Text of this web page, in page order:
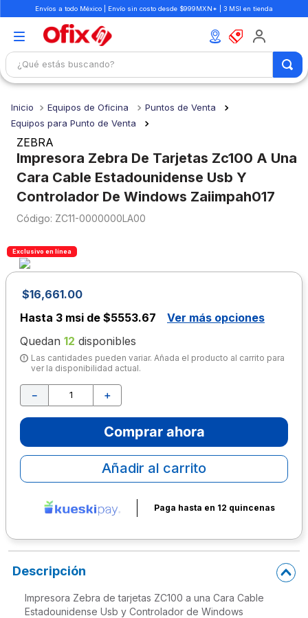
Envíos a todo México | Envío sin costo desde $999MXN* | 3 MSI en tienda
¿Qué estás buscando?
Equipos de Oficina
Puntos de Venta
Equipos para Punto de Venta
ZEBRA
Impresora Zebra De Tarjetas Zc100 A Una
Cara Cable Estadounidense Usb Y
Controlador De Windows Zaiimpah017
: ZC11-0000000LA00
Exclusivo en línea
$16,661.00
Hasta 3 msi de $5553.67
Ver más opciones
Quedan 12 disponibles
Las cantidades pueden variar. Añada el producto al carrito para
ver la disponibilidad actual.
＋
－
Comprar ahora
Añadir al carrito
Paga hasta en 12 quincenas
Descripción
Impresora Zebra de tarjetas ZC100 a una Cara Cable
Estadounidense Usb y Controlador de Windows
1.
mochilas
2.
libretas
3.
cuaderno
4.
cuadernos
7.
escritorio